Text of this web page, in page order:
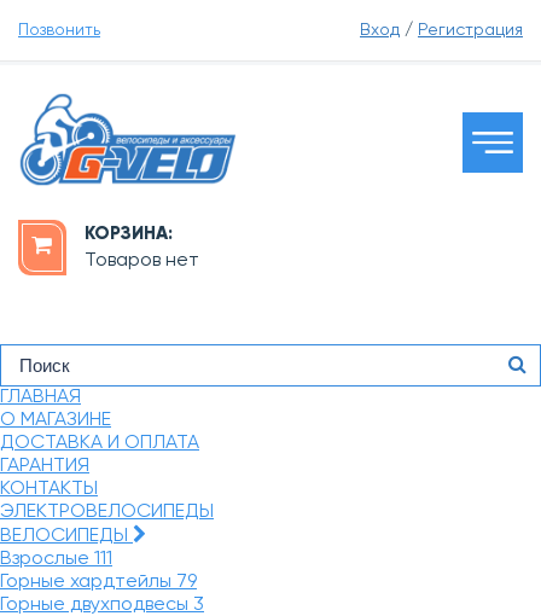
Позвонить Вход / Регистрация
КОРЗИНА:
Товаров нет
ГЛАВНАЯ
О МАГАЗИНЕ
ДОСТАВКА И ОПЛАТА
ГАРАНТИЯ
КОНТАКТЫ
ЭЛЕКТРОВЕЛОСИПЕДЫ
ВЕЛОСИПЕДЫ
Взрослые 111
Горные хардтейлы 79
Горные двухподвесы 3